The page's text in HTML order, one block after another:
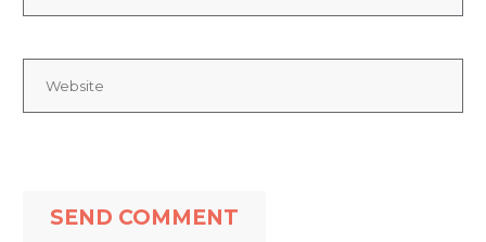
SEND COMMENT